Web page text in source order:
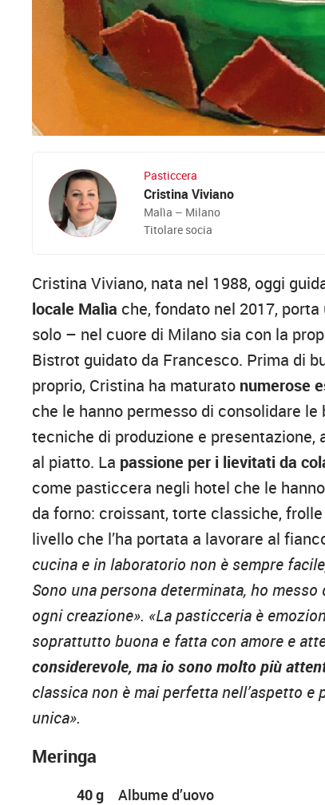
Pasticcera
Cristina Viviano
Malìa – Milano
Titolare socia
Cristina Viviano, nata nel 1988, oggi
locale Malìa che, fondato nel 2017,
solo – nel cuore di Milano sia con la
Bistrot guidato da Francesco. Prima di
proprio, Cristina ha maturato numerose
che le hanno permesso di consolidare
tecniche di produzione e
al piatto. La passione per i lievitati da
come pasticcera negli hotel che le
da forno: croissant, torte classiche,
livello che l’ha portata a lavorare al
cucina e in laboratorio non è sempre
Sono una persona determinata, ho
ogni creazione». «La pasticceria è
soprattutto buona e fatta con amore e
considerevole, ma io sono molto più
classica non è mai perfetta nell’aspetto
unica».
Meringa
40 g
Albume d’uovo